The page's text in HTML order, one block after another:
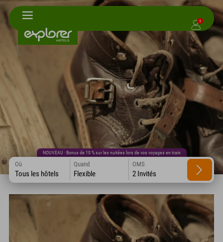
1
NOUVEAU : Bonus de 10 % sur les nuitées lors de vos voyages en train
Où
Tous les hôtels
Quand
Flexible
OMS
2 Invités